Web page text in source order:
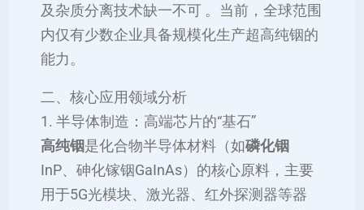
及杂质分离技术缺一不可 。当前，全球范围
内仅有少数企业具备规模化生产超高纯铟的
能力。
二、核心应用领域分析
1. 半导体制造：高端芯片的“基石”
高纯铟是化合物半导体材料（如磷化铟
InP、砷化镓铟GaInAs）的核心原料，主要
用于5G光模块、激光器、红外探测器等器